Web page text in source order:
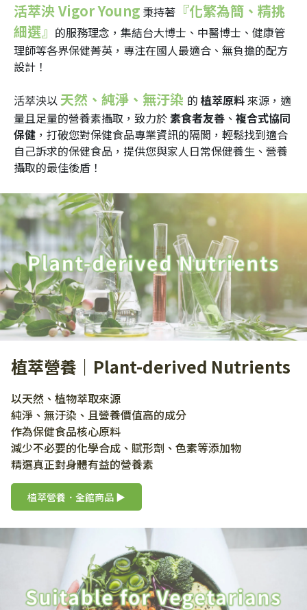
活萃泱 Vigor Young 秉持著 『化繁為簡、精挑
細選』 的服務理念，集結台大博士、中醫博士、健康管
理師等各界保健菁英，專注在國人最適合、無負擔的配方
設計！
活萃泱以 天然、純淨、無汙染 的 植萃原料 來源，適
量且足量的營養素攝取，致力於 素食者友善 、 複合式協同
保健 ，打破您對保健食品專業資訊的隔閡，輕鬆找到適合
自己訴求的保健食品，提供您與家人日常保健養生、營養
攝取的最佳後盾！
植萃營養｜Plant-derived Nutrients
以天然、植物萃取來源
純淨、無汙染、且營養價值高的成分
作為保健食品核心原料
減少不必要的化學合成、賦形劑、色素等添加物
精選真正對身體有益的營養素
植萃營養．全館商品 ▶